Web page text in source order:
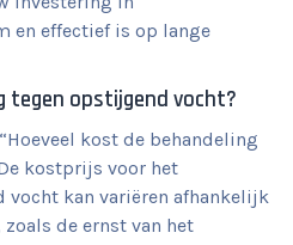
en effectief is op lange
tegen opstijgend vocht?
kost de behandeling
kostprijs voor het
vocht kan variëren afhankelijk
de ernst van het